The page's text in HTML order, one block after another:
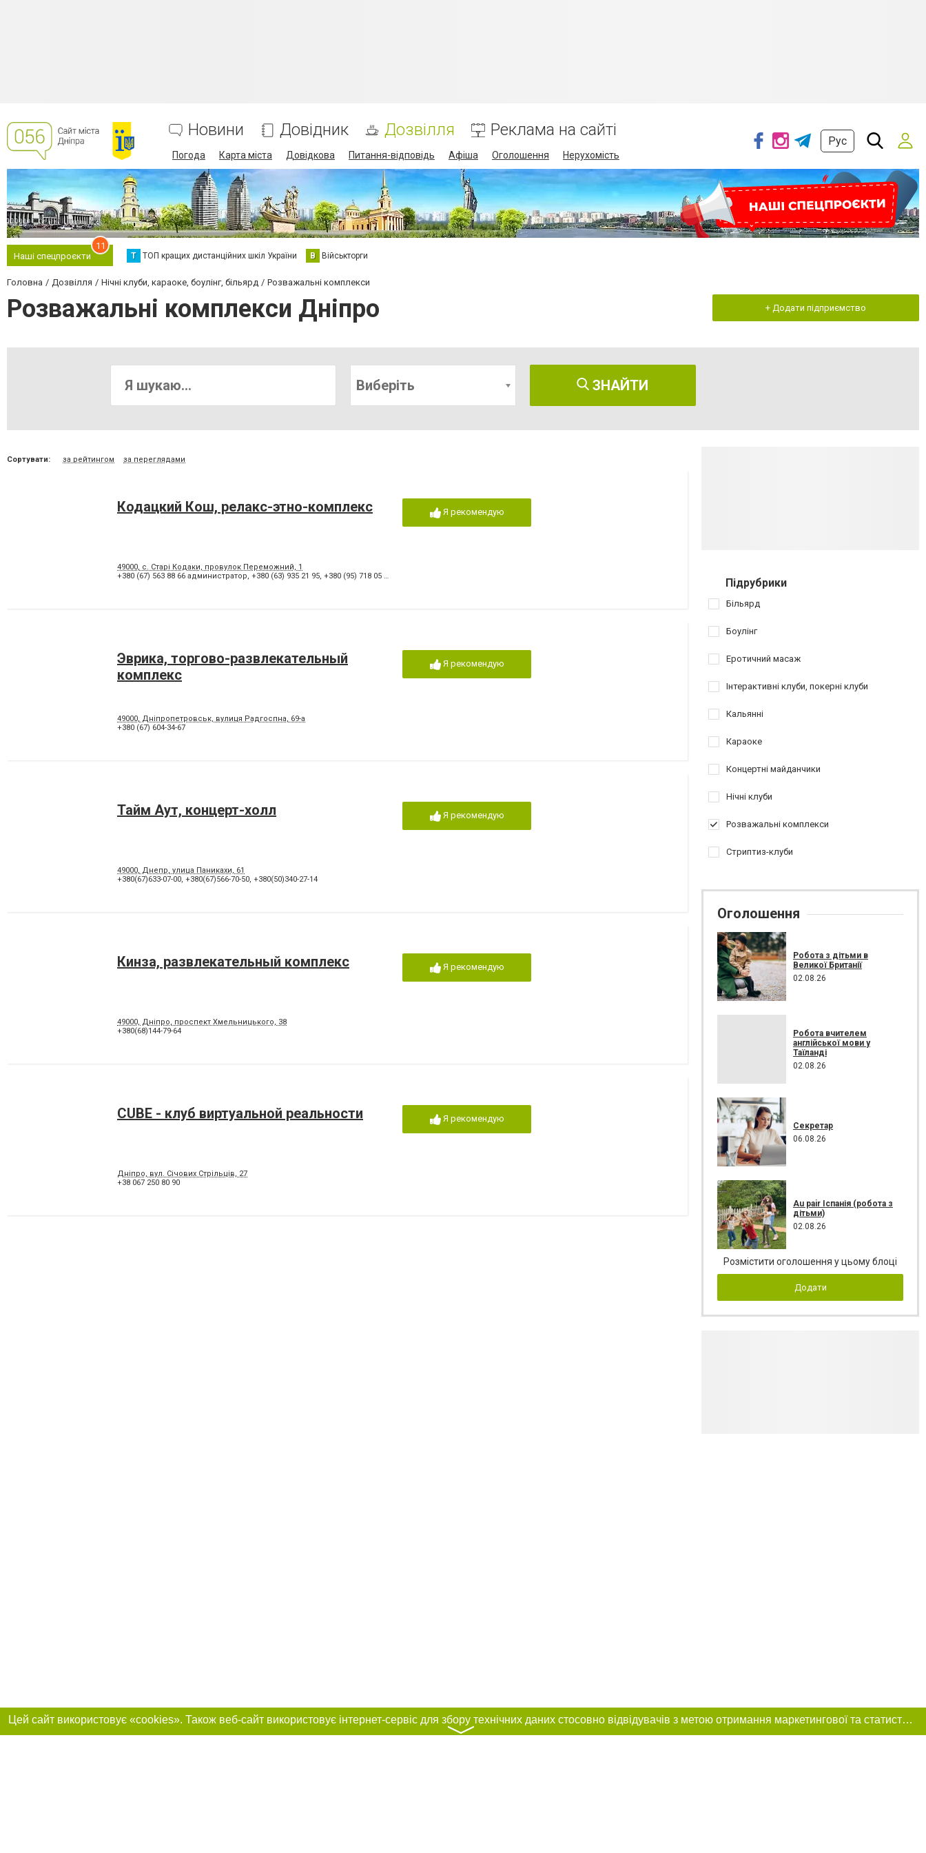
Новини Довідник Дозвілля Реклама на сайті
Погода Карта міста Довідкова Питання-відповідь Афіша Оголошення Нерухомість
Рус
Наші спецпроєкти
11
Т ТОП кращих дистанційних шкіл України В Військторги
Головна Дозвілля Нічні клуби, караоке, боулінг, більярд Розважальні комплекси
Розважальні комплекси Дніпро + Додати підприємство
Виберіть ЗНАЙТИ
Сортувати: за рейтингом за переглядами
Кодацкий Кош, релакс-этно-комплекс
49000, с. Старі Кодаки, провулок Переможний, 1
+380 (67) 563 88 66 администратор, +380 (63) 935 21 95, +380 (95) 718 05 87
Я рекомендую
Эврика, торгово-развлекательный
комплекс
49000, Дніпропетровськ, вулиця Радгоспна, 69-а
+380 (67) 604-34-67
Я рекомендую
Тайм Аут, концерт-холл
49000, Днепр, улица Паникахи, 61
+380(67)633-07-00, +380(67)566-70-50, +380(50)340-27-14
Я рекомендую
Кинза, развлекательный комплекс
49000, Дніпро, проспект Хмельницького, 38
+380(68)144-79-64
Я рекомендую
CUBE - клуб виртуальной реальности
Дніпро, вул. Січових Стрільців, 27
+38 067 250 80 90
Я рекомендую
Підрубрики
Більярд
Боулінг
Еротичний масаж
Інтерактивні клуби, покерні клуби
Кальянні
Караоке
Концертні майданчики
Нічні клуби
Розважальні комплекси
Стриптиз-клуби
Оголошення
Робота з дітьми в
Великої Британії
02.08.26
Робота вчителем
англійської мови у
Таїланді
02.08.26
Секретар
06.08.26
Au pair Іспанія (робота з
дітьми)
02.08.26
Розмістити оголошення у цьому блоці
Додати
Цей сайт використовує «cookies». Також веб-сайт використовує інтернет-сервіс для збору технічних даних стосовно відвідувачів з метою отримання маркетингової та статистичної інформації. Умови обробки даних відвідувачів сайту див.
〉